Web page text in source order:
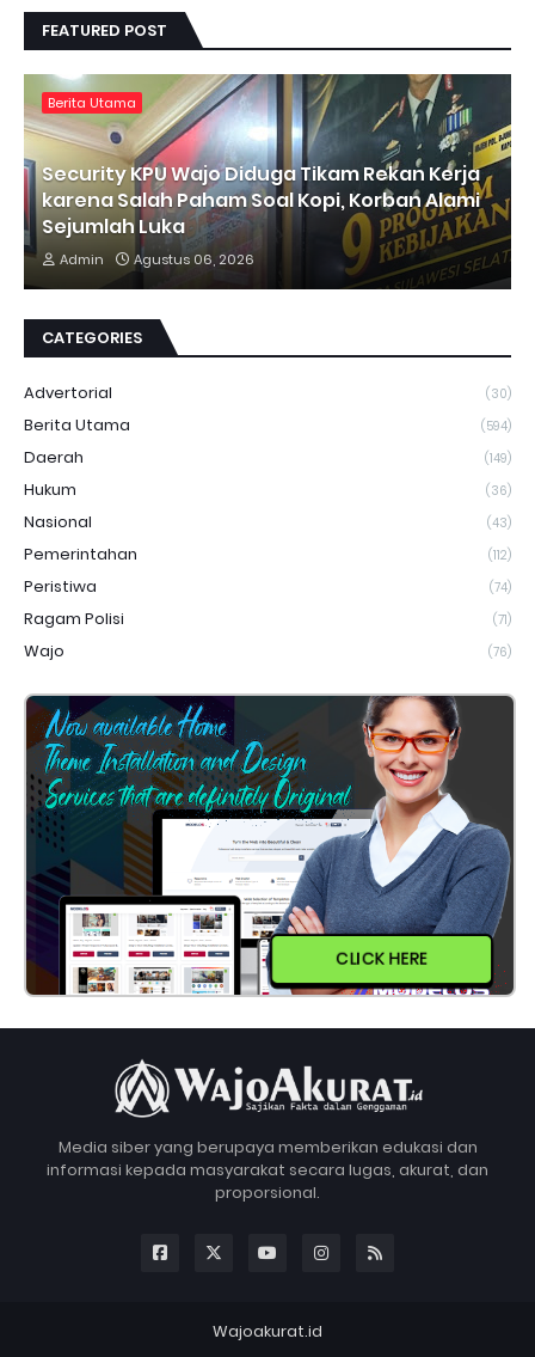
FEATURED POST
Berita Utama
Security KPU Wajo Diduga Tikam Rekan Kerja
karena Salah Paham Soal Kopi, Korban Alami
Sejumlah Luka
Admin Agustus 06, 2026
CATEGORIES
Advertorial (30)
Berita Utama (594)
Daerah (149)
Hukum (36)
Nasional (43)
Pemerintahan (112)
Peristiwa (74)
Ragam Polisi (71)
Wajo (76)
CLICK HERE
Media siber yang berupaya memberikan edukasi dan
informasi kepada masyarakat secara lugas, akurat, dan
proporsional.
Wajoakurat.id